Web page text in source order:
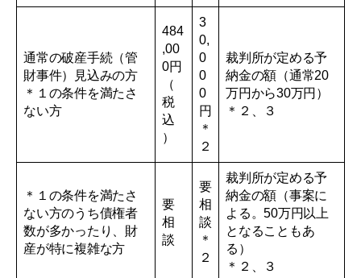
通常の破産手続（管
財事件）見込みの方
＊１の条件を満たさ
ない方
484
,00
0円
（
税
込
）
3
0,
0
0
0
円
＊
２
裁判所が定める予
納金の額（通常20
万円から30万円）
＊２、３
＊１の条件を満たさ
ない方のうち債権者
数が多かったり、財
産が特に複雑な方
要
相
談
要
相
談
＊
２
裁判所が定める予
納金の額（事案に
よる。50万円以上
となることもあ
る）
＊２、３